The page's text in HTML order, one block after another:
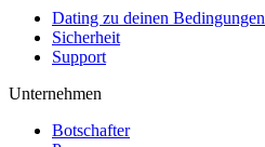
Dating zu deinen Bedingungen
Sicherheit
Support
Unternehmen
Botschafter